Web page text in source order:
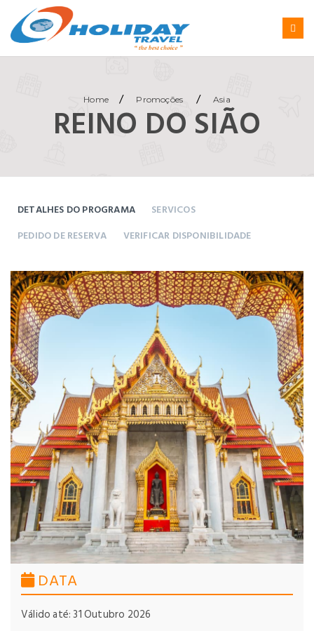
Home / Promoções / Asia
REINO DO SIÃO
DETALHES DO PROGRAMA
SERVICOS
PEDIDO DE RESERVA
VERIFICAR DISPONIBILIDADE
DATA
Válido até: 31 Outubro 2026